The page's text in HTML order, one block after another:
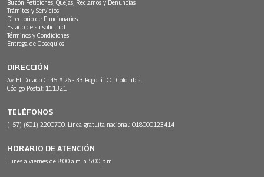
Buzón Peticiones, Quejas, Reclamos y Denuncias
Trámites y Servicios
Directorio de Funcionarios
Estado de su solicitud
Términos y Condiciones
Entrega de Obsequios
DIRECCIÓN
Av. El Dorado Cr.45 # 26 - 33 Bogotá D.C. Colombia.
Código Postal: 111321
TELÉFONOS
(+57) (601) 2200700. Línea gratuita nacional: 018000123414
HORARIO DE ATENCIÓN
Lunes a viernes de 8:00 a.m. a 5:00 p.m.